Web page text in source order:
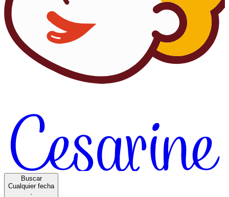
Buscar
Cualquier fecha
·